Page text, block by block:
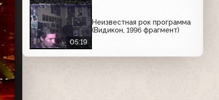
05:19
Неизвестная рок программа
(Видикон, 1996 фрагмент)